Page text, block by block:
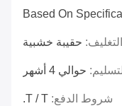
Based On
حقيبة خشبية
حوالي 4 أشهر
شروط الدفع: T / T.